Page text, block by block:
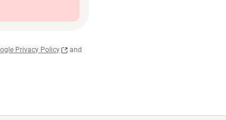
Privacy Policy
and